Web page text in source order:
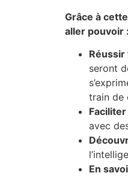
Grâce à
aller pouvoir :
seront
train de
avec
En